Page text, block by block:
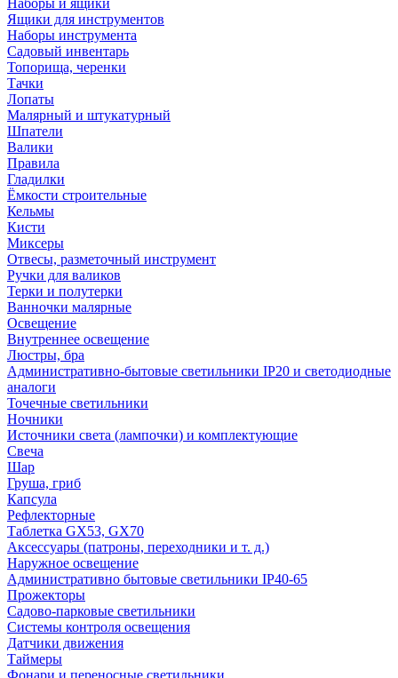
Наборы и ящики
Ящики для инструментов
Наборы инструмента
Садовый инвентарь
Топорища, черенки
Тачки
Лопаты
Малярный и штукатурный
Шпатели
Валики
Правила
Гладилки
Ёмкости строительные
Кельмы
Кисти
Миксеры
Отвесы, разметочный инструмент
Ручки для валиков
Терки и полутерки
Ванночки малярные
Освещение
Внутреннее освещение
Люстры, бра
Административно-бытовые светильники IP20 и светодиодные
аналоги
Точечные светильники
Ночники
Источники света (лампочки) и комплектующие
Свеча
Шар
Груша, гриб
Капсула
Рефлекторные
Таблетка GX53, GX70
Аксессуары (патроны, переходники и т. д.)
Наружное освещение
Административно бытовые светильники IP40-65
Прожекторы
Садово-парковые светильники
Системы контроля освещения
Датчики движения
Таймеры
Фонари и переносные светильники